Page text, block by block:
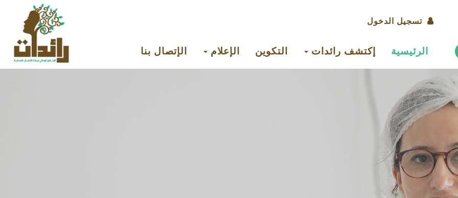
Menu
l'utilisateur
تسجيل الدخول
Navigation
principale
الرئيسية إكتشف رائدات التكوين الإعلام الإتصال بنا